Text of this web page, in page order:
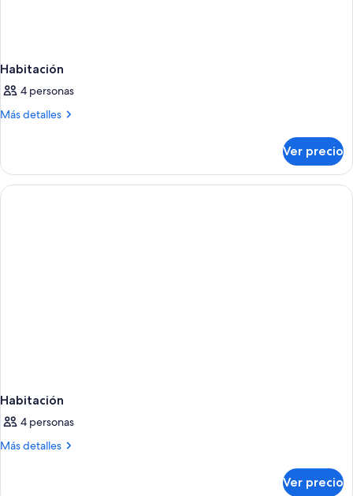
Habitación
4 personas
Más detalles
Más
Ver precio
Habitación
4 personas
Más detalles
Más
Ver precio